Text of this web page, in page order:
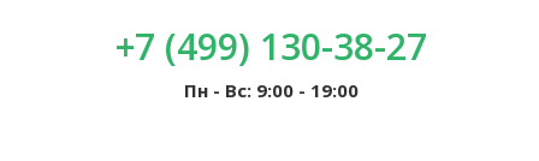
+7 (499) 130-38-27
Пн - Вс: 9:00 - 19:00